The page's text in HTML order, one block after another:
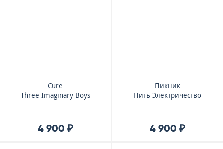
Cure
Three Imaginary Boys
4 900 ₽
Пикник
Пить Электричество
4 900 ₽